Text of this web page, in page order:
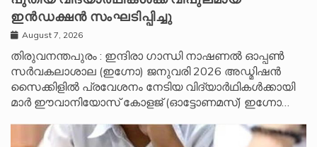
ഇൻഡക്ഷൻ സംഘടിപ്പിച്ചു
August 7, 2026
തിരുവനന്തപുരം : ഇന്ദിരാ ഗാന്ധി നാഷണൽ ഓപ്പൺ
സർവകലാശാല (ഇഗ്നോ) ജനുവരി 2026 അഡ്മിഷൻ
സൈക്കിളിൽ പ്രവേശനം നേടിയ വിദ്യാർഥികൾക്കായി
മാർ ഈവാനിയോസ് കോളജ് (ഓട്ടോണമസ്) ഇഗ്നോ…